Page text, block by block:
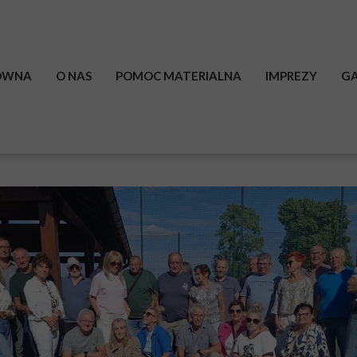
O NAS POMOC MATERIALNA IMPREZY